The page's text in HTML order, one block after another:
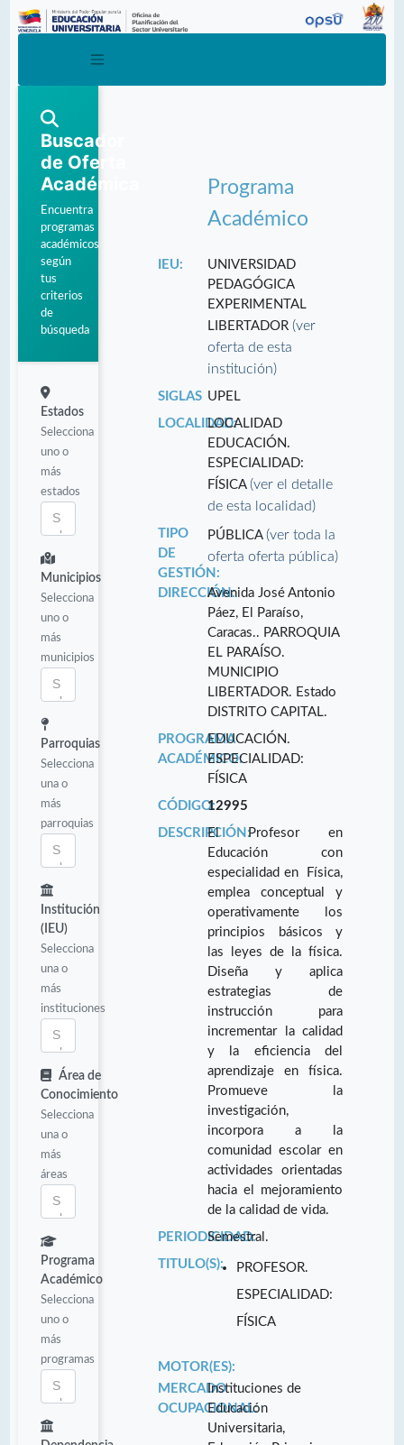
Buscador
de Oferta
Académica
Encuentra
programas
académicos
según
tus
criterios
de
búsqueda
Estados
Selecciona
uno o
más
estados
Municipios
Selecciona
uno o
más
municipios
Parroquias
Selecciona
una o
más
parroquias
Institución
(IEU)
Selecciona
una o
más
instituciones
Área de
Conocimiento
Selecciona
una o
más
áreas
Programa
Académico
Selecciona
uno o
más
programas
Programa
Académico
IEU:
UNIVERSIDAD
PEDAGÓGICA
EXPERIMENTAL
LIBERTADOR(ver
oferta de esta
institución)
SIGLAS UPEL
LOCALIDAD:LOCALIDAD
EDUCACIÓN.
ESPECIALIDAD:
FÍSICA(ver el detalle
de esta localidad)
TIPO
DE
GESTIÓN:
PÚBLICA(ver toda la
oferta oferta pública)
DIRECCIÓN:Avenida José Antonio
Páez, El Paraíso,
Caracas.. PARROQUIA
EL PARAÍSO.
MUNICIPIO
LIBERTADOR. Estado
DISTRITO CAPITAL.
PROGRAMA
ACADÉMICO:
EDUCACIÓN.
ESPECIALIDAD:
FÍSICA
CÓDIGO:12995
DESCRIPCIÓN:El Profesor en
Educación con
especialidad en Física,
emplea conceptual y
operativamente los
principios básicos y
las leyes de la física.
Diseña y aplica
estrategias de
instrucción para
incrementar la calidad
y la eficiencia del
aprendizaje en física.
Promueve la
investigación,
incorpora a la
comunidad escolar en
actividades orientadas
hacia el mejoramiento
de la calidad de vida.
PERIODICIDAD:
Semestral.
TITULO(S):
PROFESOR.
ESPECIALIDAD:
FÍSICA
MOTOR(ES):
MERCADO
OCUPACIONAL:
Instituciones de
Educación
Universitaria,